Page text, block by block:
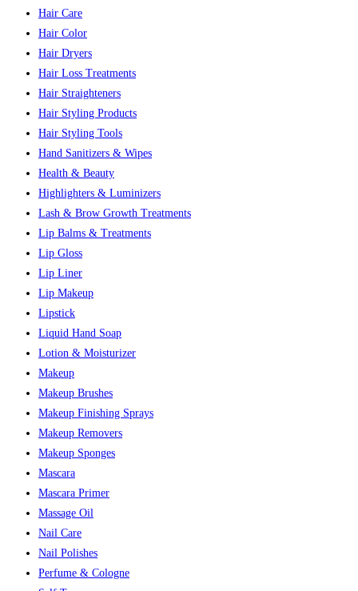
Hair Care
Hair Color
Hair Dryers
Hair Loss Treatments
Hair Straighteners
Hair Styling Products
Hair Styling Tools
Hand Sanitizers & Wipes
Health & Beauty
Highlighters & Luminizers
Lash & Brow Growth Treatments
Lip Balms & Treatments
Lip Gloss
Lip Liner
Lip Makeup
Lipstick
Liquid Hand Soap
Lotion & Moisturizer
Makeup
Makeup Brushes
Makeup Finishing Sprays
Makeup Removers
Makeup Sponges
Mascara
Mascara Primer
Massage Oil
Nail Care
Nail Polishes
Perfume & Cologne